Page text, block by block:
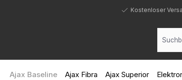
Kostenloser
Ajax Baseline Ajax Fibra Ajax Superior